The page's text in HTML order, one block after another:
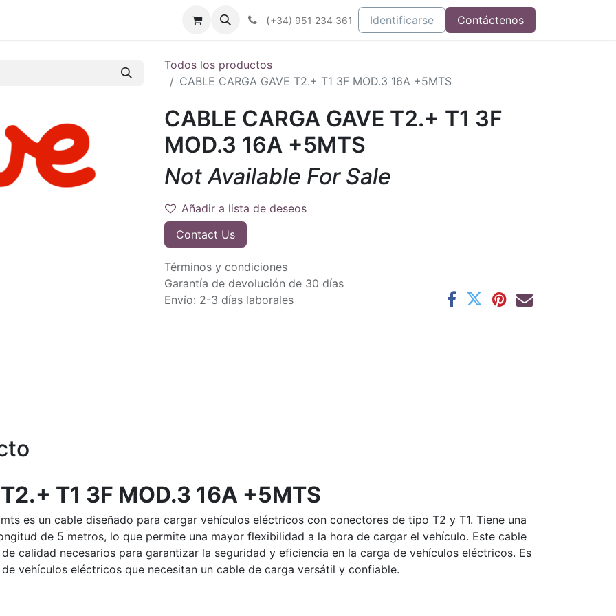
Industrias Noticias Integrados
(+34) 951 234 361 Identificarse Contáctenos
Todos los productos
CABLE CARGA GAVE T2.+ T1 3F MOD.3 16A +5MTS
CABLE CARGA GAVE T2.+ T1 3F
MOD.3 16A +5MTS
Not Available For Sale
Añadir a lista de deseos
Contact Us
Términos y condiciones
Garantía de devolución de 30 días
Envío: 2-3 días laborales
T1 3F MOD.3 16A +5MTS
es un cable diseñado para cargar vehículos eléctricos con conectores de tipo T2 y T1. Tiene una
de 5 metros, lo que permite una mayor flexibilidad a la hora de cargar el vehículo. Este cable
calidad necesarios para garantizar la seguridad y eficiencia en la carga de vehículos eléctricos. Es
vehículos eléctricos que necesitan un cable de carga versátil y confiable.